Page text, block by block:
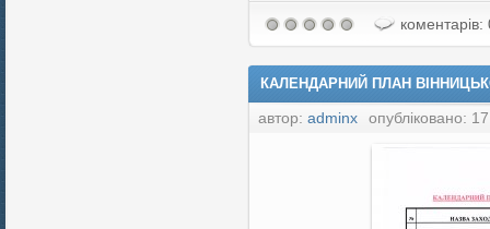
коментарів:
КАЛЕНДАРНИЙ ПЛАН
автор: adminx опубліковано: